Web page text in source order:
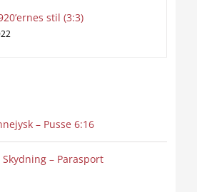
stil (3:3)
– Pusse 6:16
– Parasport